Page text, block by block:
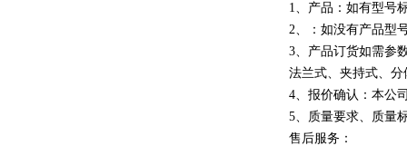
1、产品：如有型号
2、：如没有产品型
3、产品订货如需参
法兰式、夹持式、
4、报价确认：本公
5、质量要求、质量
售后服务：